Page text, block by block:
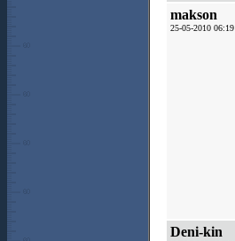
makson
25-05-2010 06:19
Deni-kin